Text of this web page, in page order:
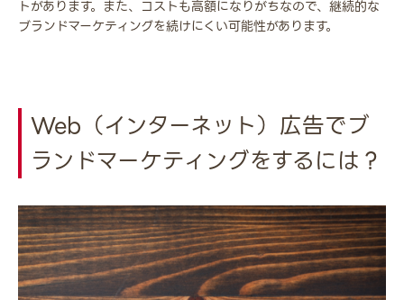
トがあります。また、コストも高額になりがちなので、継続的な
ブランドマーケティングを続けにくい可能性があります。
Web（インターネット）広告でブ
ランドマーケティングをするには？